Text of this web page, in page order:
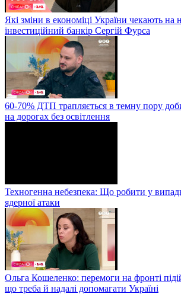
Які зміни в економіці України чекають на
інвестиційний банкір Сергій Фурса
60-70% ДТП трапляється в темну пору
на дорогах без освітлення
Техногенна небезпека: Що робити у
ядерної атаки
Ольга Кошеленко: перемоги на фронті
що треба й надалі допомагати Україні